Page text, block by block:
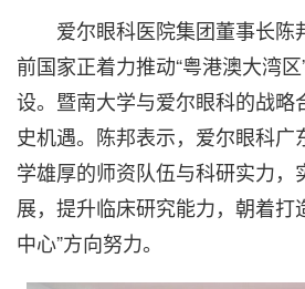
爱尔眼科医院集团董事长陈
前国家正着力推动“粤港澳大湾区
设。暨南大学与爱尔眼科的战略
史机遇。陈邦表示，爱尔眼科广
学雄厚的师资队伍与科研实力，
展，提升临床研究能力，朝着打
中心”方向努力。